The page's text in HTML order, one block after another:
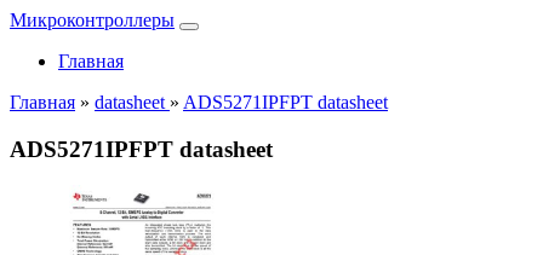
Микроконтроллеры
Главная
Главная » datasheet » ADS5271IPFPT datasheet
ADS5271IPFPT datasheet